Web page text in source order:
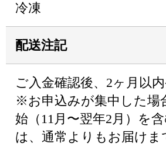
冷凍
配送注記
ご入金確認後、2ヶ月以
※お申込みが集中した場
始（11月〜翌年2月）を
は、通常よりもお届けま